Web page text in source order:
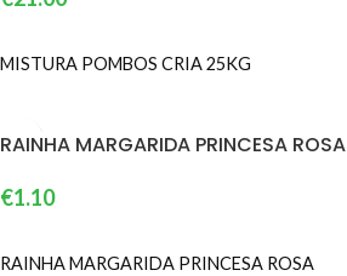
MISTURA POMBOS CRIA 25KG
RAINHA MARGARIDA PRINCESA ROSA
€1.10
RAINHA MARGARIDA PRINCESA ROSA